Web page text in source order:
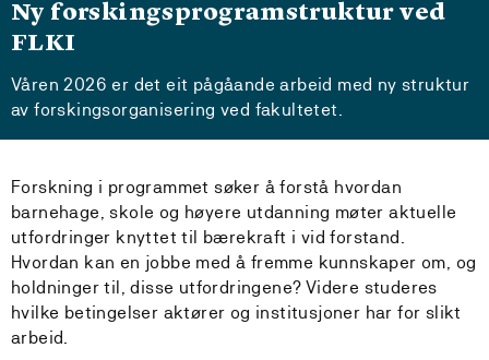
Ny forskingsprogramstruktur ved
FLKI
Våren 2026 er det eit pågåande arbeid med ny struktur
av forskingsorganisering ved fakultetet.
Forskning i programmet søker å forstå hvordan
barnehage, skole og høyere utdanning møter aktuelle
utfordringer knyttet til bærekraft i vid forstand.
Hvordan kan en jobbe med å fremme kunnskaper om, og
holdninger til, disse utfordringene? Videre studeres
hvilke betingelser aktører og institusjoner har for slikt
arbeid.